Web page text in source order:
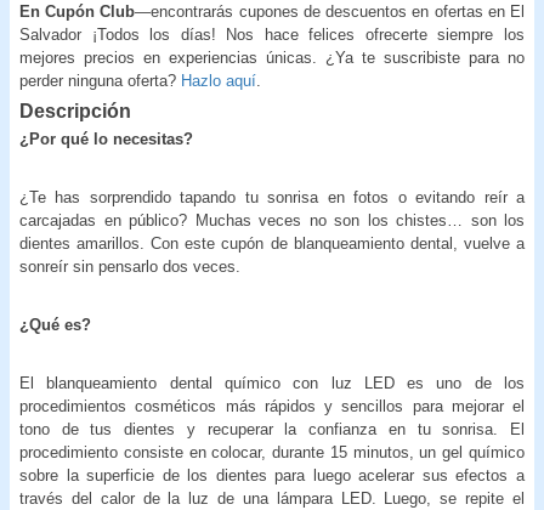
En Cupón Club—encontrarás cupones de descuentos en ofertas en El
Salvador ¡Todos los días! Nos hace felices ofrecerte siempre los
mejores precios en experiencias únicas. ¿Ya te suscribiste para no
perder ninguna oferta? Hazlo aquí
Descripción
¿Por qué lo necesitas?
¿Te has sorprendido tapando tu sonrisa en fotos o evitando reír a
carcajadas en público? Muchas veces no son los chistes… son los
dientes amarillos. Con este cupón de blanqueamiento dental, vuelve a
sonreír sin pensarlo dos veces.
¿Qué es?
El blanqueamiento dental químico con luz LED es uno de los
procedimientos cosméticos más rápidos y sencillos para mejorar el
tono de tus dientes y recuperar la confianza en tu sonrisa. El
procedimiento consiste en colocar, durante 15 minutos, un gel químico
sobre la superficie de los dientes para luego acelerar sus efectos a
través del calor de la luz de una lámpara LED. Luego, se repite el